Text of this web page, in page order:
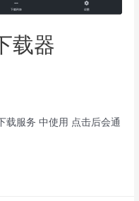
载器
载服务 中使用 点击后会通